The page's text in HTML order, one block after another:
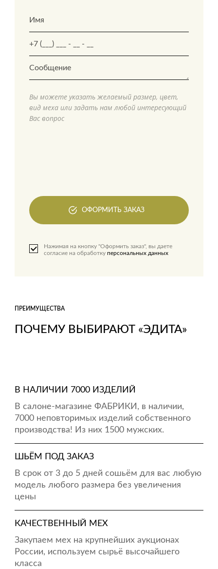
Вы можете указать желаемый размер, цвет,
вид меха или задать нам любой интересующий
Вас вопрос
ОФОРМИТЬ ЗАКАЗ
Нажимая на кнопку "Оформить заказ", вы даете
согласие на обработку персональных данных
ПОЧЕМУ ВЫБИРАЮТ «ЭДИТА»
ПРЕИМУЩЕСТВА
В НАЛИЧИИ 7000 ИЗДЕЛИЙ
В салоне-магазине ФАБРИКИ, в наличии,
7000 неповторимых изделий собственного
производства! Из них 1500 мужских.
ШЬЁМ ПОД ЗАКАЗ
В срок от 3 до 5 дней сошьём для вас любую
модель любого размера без увеличения
цены
КАЧЕСТВЕННЫЙ МЕХ
Закупаем мех на крупнейших аукционах
России, используем сырьё высочайшего
класса